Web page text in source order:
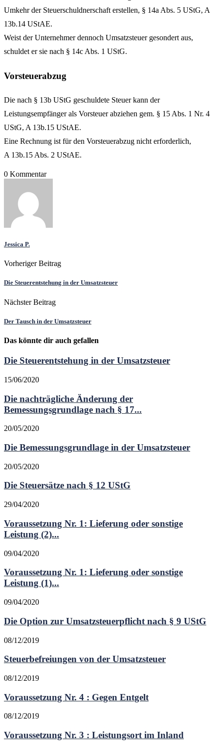
Umkehr der Steuerschuldnerschaft erstellen, § 14a Abs. 5 UStG, A
13b.14 UStAE.
Weist der Unternehmer dennoch Umsatzsteuer gesondert aus,
schuldet er sie nach § 14c Abs. 1 UStG.
Vorsteuerabzug
Die nach § 13b UStG geschuldete Steuer kann der
Leistungsempfänger als Vorsteuer abziehen gem. § 15 Abs. 1 Nr. 4
UStG, A 13b.15 UStAE.
Eine Rechnung ist für den Vorsteuerabzug nicht erforderlich,
A 13b.15 Abs. 2 UStAE.
0 Kommentar
Jessica P.
Vorheriger Beitrag
Die Steuerentstehung in der Umsatzsteuer
Nächster Beitrag
Der Tausch in der Umsatzsteuer
Das könnte dir auch gefallen
Die Steuerentstehung in der Umsatzsteuer
15/06/2020
Die nachträgliche Änderung der
Bemessungsgrundlage nach § 17...
20/05/2020
Die Bemessungsgrundlage in der Umsatzsteuer
20/05/2020
Die Steuersätze nach § 12 UStG
29/04/2020
Voraussetzung Nr. 1: Lieferung oder sonstige
Leistung (2)...
09/04/2020
Voraussetzung Nr. 1: Lieferung oder sonstige
Leistung (1)...
09/04/2020
Die Option zur Umsatzsteuerpflicht nach § 9 UStG
08/12/2019
Steuerbefreiungen von der Umsatzsteuer
08/12/2019
Voraussetzung Nr. 4 : Gegen Entgelt
08/12/2019
Voraussetzung Nr. 3 : Leistungsort im Inland